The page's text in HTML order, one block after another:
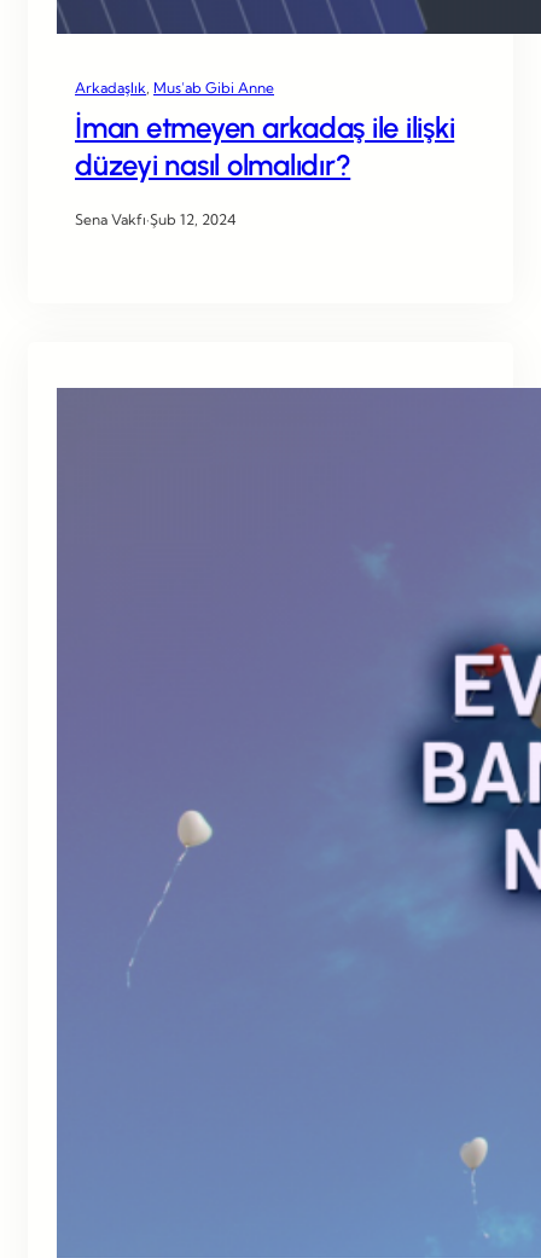
Arkadaşlık Mus’ab Gibi Anne
İman etmeyen arkadaş ile ilişki
düzeyi nasıl olmalıdır?
Sena Vakfı·Şub 12, 2024